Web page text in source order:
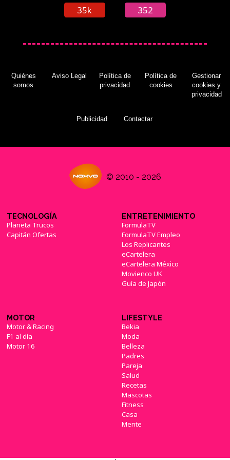
este fin de semana (29/11/2016)
Séptima oferta de las "12 Ofertas de Navidad"
El futuro de 'Titanfall' como saga está
Respawn Entertainment quiere seguir
desarrollando más juegos de 'Titanfall'
'Titanfall 2' tiene un regalo para los jugadores
(24/10/2016)
35k 352
Quiénes
somos
Aviso Legal
Política de
privacidad
Política de
cookies
Gestionar
cookies y
privacidad
Publicidad Contactar
© 2010 - 2026
TECNOLOGÍA
Planeta Trucos
Capitán Ofertas
ENTRETENIMIENTO
FormulaTV
FormulaTV Empleo
Los Replicantes
eCartelera
eCartelera México
Movienco UK
Guía de Japón
MOTOR
Motor & Racing
F1 al día
Motor 16
LIFESTYLE
Bekia
Moda
Belleza
Padres
Pareja
Salud
Recetas
Mascotas
Fitness
Casa
Mente